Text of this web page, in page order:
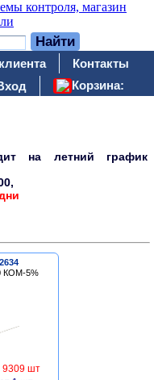
Контакты
Корзина:
на летний график
КОМ-5%
9309 шт